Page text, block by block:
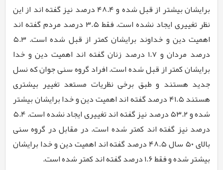
برایشان بیشتر از قبل شده و ۴۸.۴ درصد نیز گفته اند از این
نظر تغییری ایجاد نشده است. فقط ۳.۵ درصد مردم گفته اند
اهمیت دین و خداوند برایشان کمتر از قبل شده است. ۵.۳
درصد مردان و ۱.۷ درصد زنان گفته اند اهمیت دین و خدا
برایشان کمتر از قبل شده است. افراد گروه سنی جوان که نسل
جدید هستند و طبق برخی نظریات مستعد تغییر بیشتری
هستند ۴۱.۵ درصد گفته اند اهمیت دین و خدا برایشان بیشتر
شده و ۵۳.۲ درصد نیز گفته اند تغییری ایجاد نشده است. ۵.۴
درصد نیز گفته اند کمتر شده است. در مقابل در گروه سنی
بالای ۵۰ سال ۴۸.۵ درصد گفته اند اهمیت دین و خدا برایشان
بیشتر شده و فقط ۱.۶ درصد گفته اند کمتر شده است.